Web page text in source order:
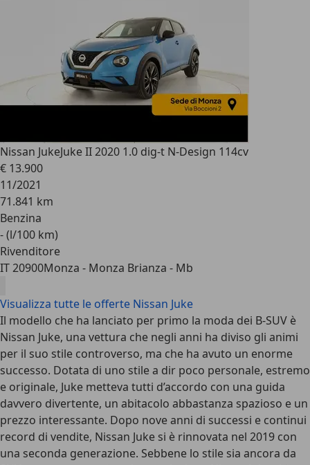
Nissan JukeJuke II 2020 1.0 dig-t N-Design 114cv
€ 13.900
11/2021
71.841 km
Benzina
- (l/100 km)
Rivenditore
IT 20900Monza - Monza Brianza - Mb
Visualizza tutte le offerte Nissan Juke
Il modello che ha lanciato per primo la moda dei B-SUV è
Nissan Juke, una vettura che negli anni ha diviso gli animi
per il suo stile controverso, ma che ha avuto un enorme
successo. Dotata di uno stile a dir poco personale, estremo
e originale, Juke metteva tutti d’accordo con una guida
davvero divertente, un abitacolo abbastanza spazioso e un
prezzo interessante. Dopo nove anni di successi e continui
record di vendite, Nissan Juke si è rinnovata nel 2019 con
una seconda generazione. Sebbene lo stile sia ancora da